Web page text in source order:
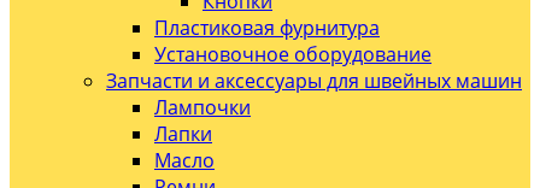
Пластиковая фурнитура
Установочное оборудование
Запчасти и аксессуары для швейных машин
Лампочки
Лапки
Масло